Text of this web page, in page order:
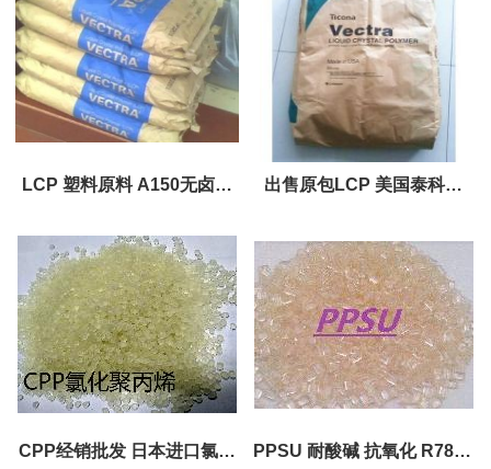
LCP 塑料原料 A150无卤； 出售原包LCP 美国泰科纳
CPP经销批发 日本进口氯化 PPSU 耐酸碱 抗氧化 R7800